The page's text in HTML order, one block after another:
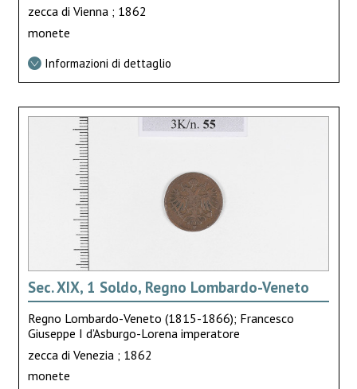
zecca di Vienna ; 1862
monete
Informazioni di dettaglio
Sec. XIX, 1 Soldo, Regno Lombardo-Veneto
Regno Lombardo-Veneto (1815-1866); Francesco
Giuseppe I d’Asburgo-Lorena imperatore
zecca di Venezia ; 1862
monete